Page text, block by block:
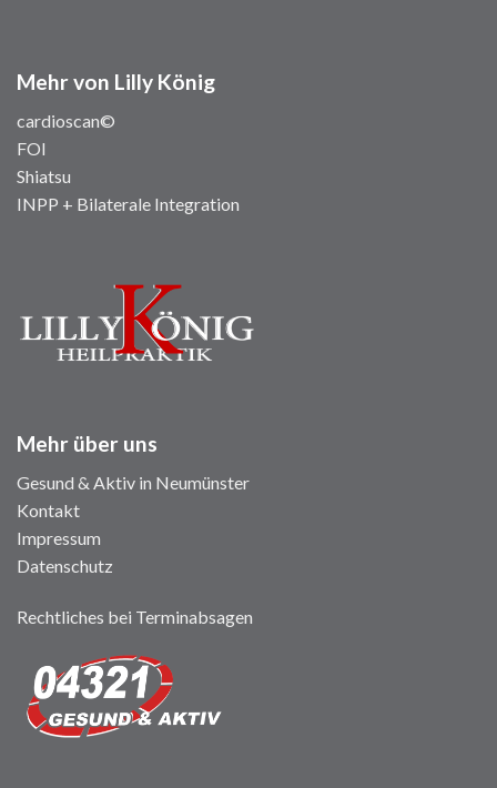
Mehr von Lilly König
cardioscan©
FOI
Shiatsu
INPP + Bilaterale Integration
Mehr über uns
Gesund & Aktiv in Neumünster
Kontakt
Impressum
Datenschutz
Rechtliches bei Terminabsagen